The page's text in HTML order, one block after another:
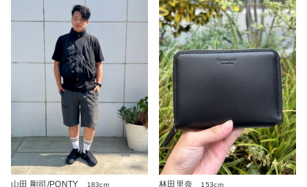
山田 剛司/PONTY
183cm
林田里奈
153cm